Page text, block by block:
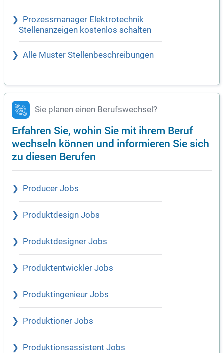
Prozessmanager Elektrotechnik
Stellenanzeigen kostenlos schalten
Alle Muster Stellenbeschreibungen
Sie planen einen Berufswechsel?
Erfahren Sie, wohin Sie mit ihrem Beruf
wechseln können und informieren Sie sich
zu diesen Berufen
Producer Jobs
Produktdesign Jobs
Produktdesigner Jobs
Produktentwickler Jobs
Produktingenieur Jobs
Produktioner Jobs
Produktionsassistent Jobs